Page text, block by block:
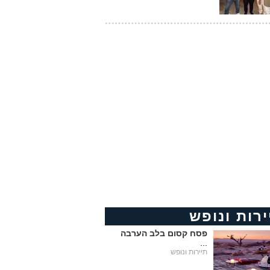
ונופש
פסח קסום בלב הערבה
תיירות ונופש